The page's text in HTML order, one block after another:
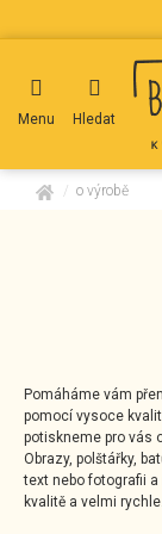
Menu Hledat
domů o výrobě
Pomáháme vám
pomocí vysoce
potiskneme pro vás
Obrazy, polštářky,
text nebo fotografii
kvalitě a velmi rychle.